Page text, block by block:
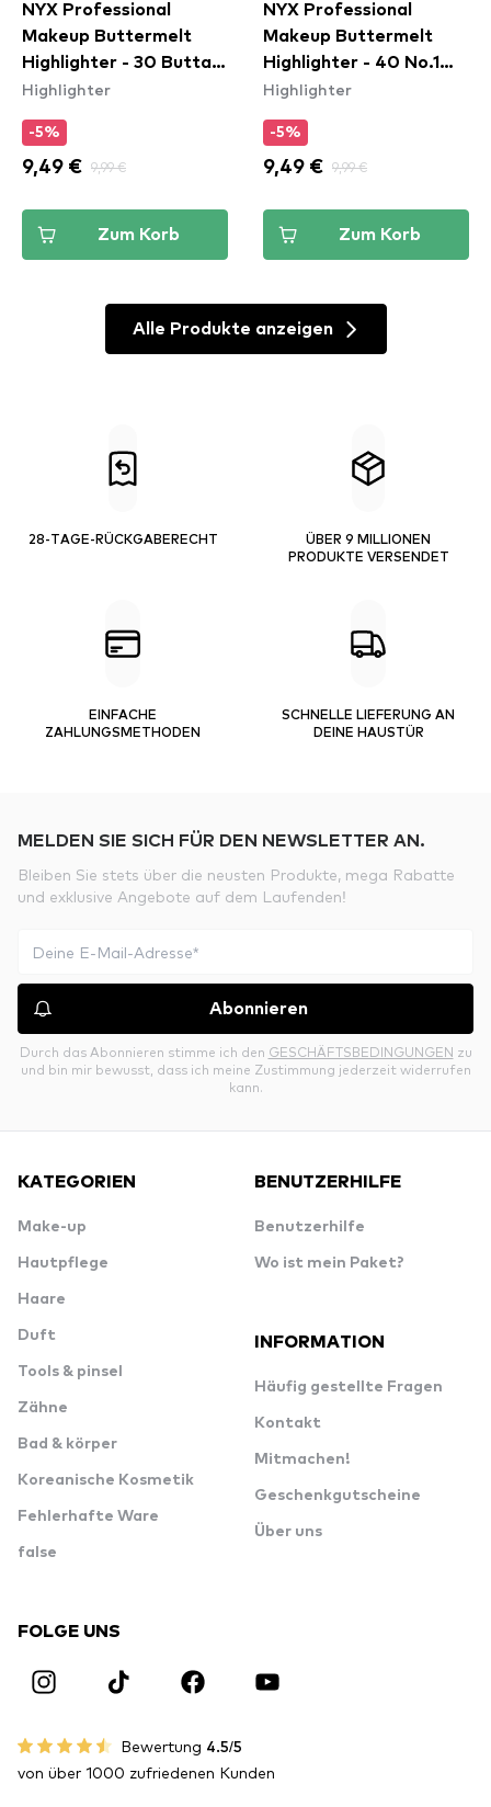
NYX Professional
Makeup Buttermelt
Highlighter - 30 Butta
Bling
Highlighter
-5%
9,49 € 9,99 €
Zum Korb
NYX Professional
Makeup Buttermelt
Highlighter - 40 No.1
Butta
Highlighter
-5%
9,49 € 9,99 €
Zum Korb
Alle Produkte anzeigen
28-TAGE-RÜCKGABERECHT
ÜBER 9 MILLIONEN
PRODUKTE VERSENDET
EINFACHE
ZAHLUNGSMETHODEN
SCHNELLE LIEFERUNG AN
DEINE HAUSTÜR
MELDEN SIE SICH FÜR DEN NEWSLETTER AN.
Bleiben Sie stets über die neusten Produkte, mega Rabatte
und exklusive Angebote auf dem Laufenden!
Abonnieren
Durch das Abonnieren stimme ich den GESCHÄFTSBEDINGUNGEN zu
und bin mir bewusst, dass ich meine Zustimmung jederzeit widerrufen
kann.
KATEGORIEN
Make-up
Hautpflege
Haare
Duft
Tools & pinsel
Zähne
Bad & körper
Koreanische Kosmetik
Fehlerhafte Ware
false
BENUTZERHILFE
Benutzerhilfe
Wo ist mein Paket?
INFORMATION
Häufig gestellte Fragen
Kontakt
Mitmachen!
Geschenkgutscheine
Über uns
FOLGE UNS
Bewertung 4.5/5
von über 1000 zufriedenen Kunden